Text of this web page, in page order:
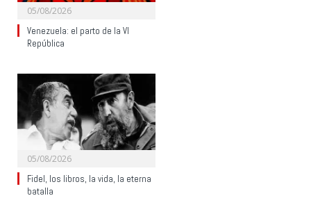
05/08/2026
Venezuela: el parto de la VI
República
05/08/2026
Fidel, los libros, la vida, la eterna
batalla